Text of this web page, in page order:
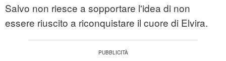
Salvo non riesce a sopportare l'idea di non
essere riuscito a riconquistare il cuore di Elvira.